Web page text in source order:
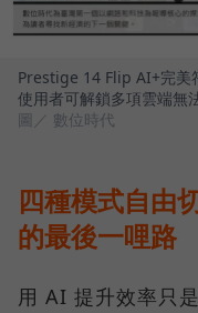
Prestige 14 Flip AI+完美
使用者可解鎖多項雲端無
圖／ 數位時代
四種模式自由
的最後一哩路
用 AI 提升效率只